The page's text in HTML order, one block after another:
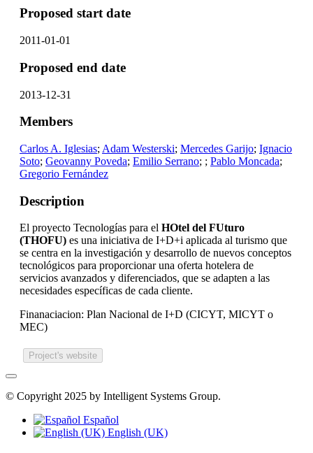
Proposed start date
2011-01-01
Proposed end date
2013-12-31
Members
Carlos A. Iglesias; Adam Westerski; Mercedes Garijo; Ignacio
Soto; Geovanny Poveda; Emilio Serrano; ; Pablo Moncada;
Gregorio Fernández
Description
El proyecto Tecnologías para el HOtel del FUturo
(THOFU) es una iniciativa de I+D+i aplicada al turismo que
se centra en la investigación y desarrollo de nuevos conceptos
tecnológicos para proporcionar una oferta hotelera de
servicios avanzados y diferenciados, que se adapten a las
necesidades específicas de cada cliente.
Finanaciacion: Plan Nacional de I+D (CICYT, MICYT o
MEC)
Project's website
© Copyright 2025 by Intelligent Systems Group.
Español
English (UK)